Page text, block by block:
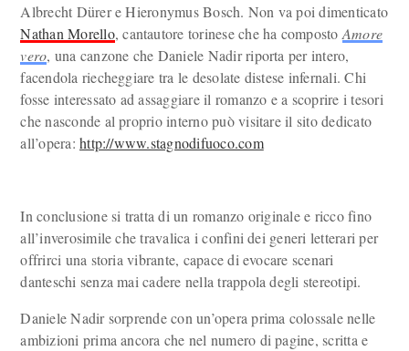
Albrecht Dürer e Hieronymus Bosch. Non va poi dimenticato
Nathan Morello, cantautore torinese che ha composto Amore
vero, una canzone che Daniele Nadir riporta per intero,
facendola riecheggiare tra le desolate distese infernali. Chi
fosse interessato ad assaggiare il romanzo e a scoprire i tesori
che nasconde al proprio interno può visitare il sito dedicato
all’opera:http://www.stagnodifuoco.com
In conclusione si tratta di un romanzo originale e ricco fino
all’inverosimile che travalica i confini dei generi letterari per
offrirci una storia vibrante, capace di evocare scenari
danteschi senza mai cadere nella trappola degli stereotipi.
Daniele Nadir sorprende con un’opera prima colossale nelle
ambizioni prima ancora che nel numero di pagine, scritta e